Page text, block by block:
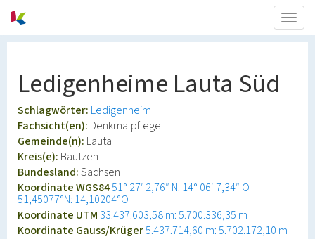
Ledigenheime Lauta Süd
Schlagwörter: Ledigenheim
Fachsicht(en): Denkmalpflege
Gemeinde(n): Lauta
Kreis(e): Bautzen
Bundesland:Sachsen
Koordinate WGS8451° 27′ 2,76″ N: 14° 06′ 7,34″ O
51,45077°N: 14,10204°O
Koordinate UTM 33.437.603,58 m: 5.700.336,35 m
Koordinate Gauss/Krüger5.437.714,60 m: 5.702.172,10 m